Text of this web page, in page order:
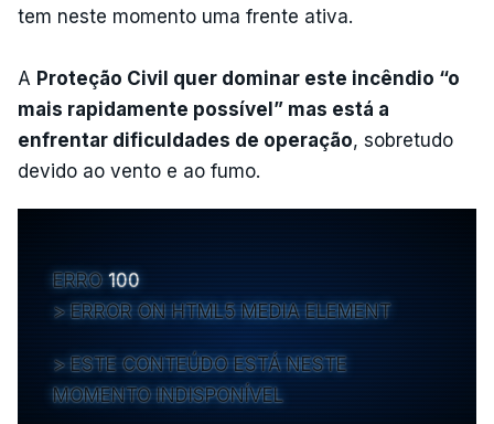
tem neste momento uma frente ativa.
A Proteção Civil quer dominar este incêndio “o
mais rapidamente possível” mas está a
enfrentar dificuldades de operação, sobretudo
devido ao vento e ao fumo.
ERRO 100
ERROR ON HTML5 MEDIA ELEMENT
ESTE CONTEÚDO ESTÁ NESTE
MOMENTO INDISPONÍVEL